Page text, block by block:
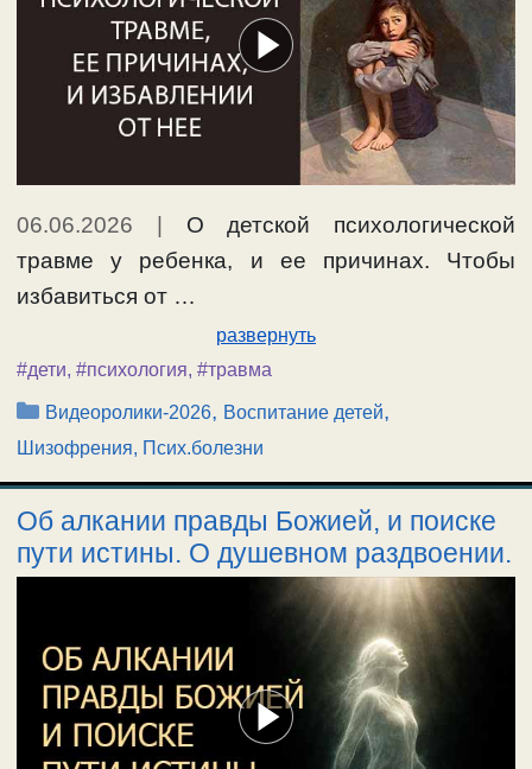
06.06.2026
О детской психологической
травме у ребенка, и ее причинах. Чтобы
избавиться от …
развернуть
#дети, #психология, #травма
Рубрики
Видеоролики-2026, Воспитание детей,
Шизофрения, Псих.болезни
Об алкании правды Божией, и поиске
пути истины. О душевном раздвоении.